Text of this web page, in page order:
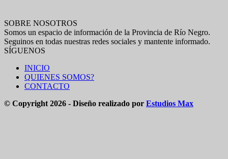
SOBRE NOSOTROS
Somos un espacio de información de la Provincia de Río Negro.
Seguinos en todas nuestras redes sociales y mantente informado.
SÍGUENOS
INICIO
QUIENES SOMOS?
CONTACTO
© Copyright 2026 - Diseño realizado por Estudios Max